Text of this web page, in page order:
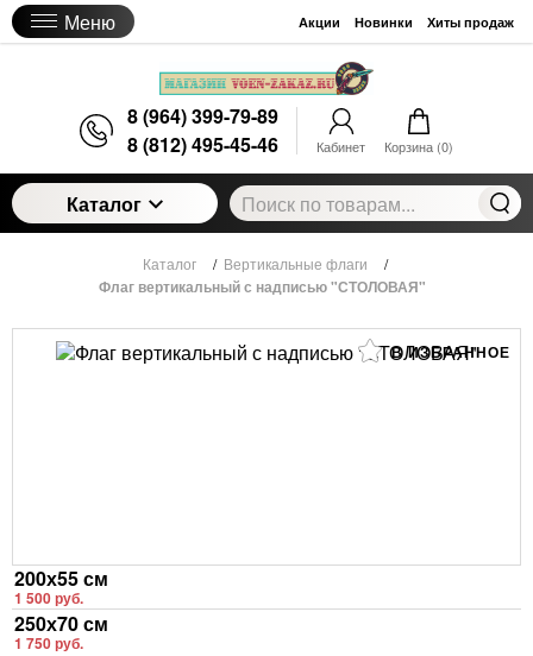
Меню Акции Новинки Хиты продаж
8 (964) 399-79-89
8 (812) 495-45-46
Кабинет Корзина (0)
Каталог
Каталог / Вертикальные флаги /
Флаг вертикальный с надписью "СТОЛОВАЯ"
В ИЗБРАННОЕ
200х55 см
1 500 руб.
250х70 см
1 750 руб.